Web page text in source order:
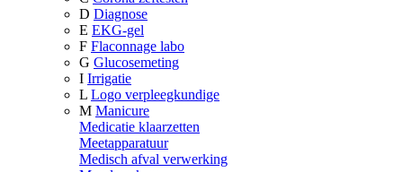
D Diagnose
E EKG-gel
F Flaconnage labo
G Glucosemeting
I Irrigatie
L Logo verpleegkundige
M Manicure
Medicatie klaarzetten
Meetapparatuur
Medisch afval verwerking